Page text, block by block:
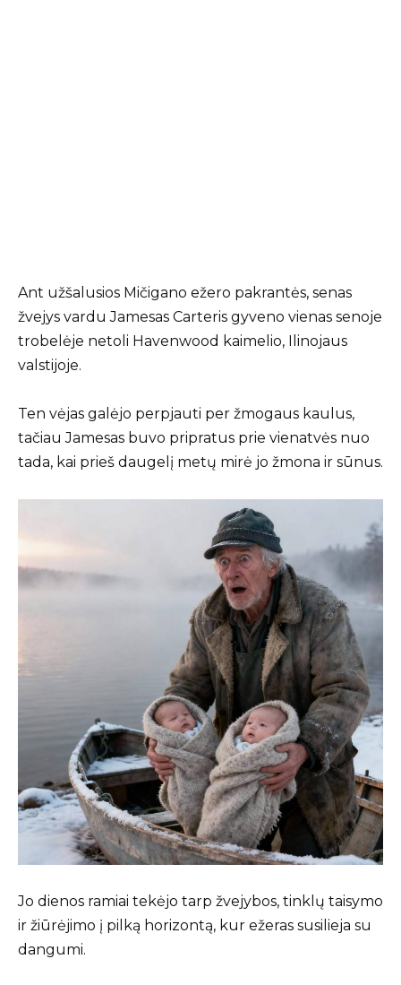
Ant užšalusios Mičigano ežero pakrantės, senas
žvejys vardu Jamesas Carteris gyveno vienas senoje
trobelėje netoli Havenwood kaimelio, Ilinojaus
valstijoje.
Ten vėjas galėjo perpjauti per žmogaus kaulus,
tačiau Jamesas buvo pripratus prie vienatvės nuo
tada, kai prieš daugelį metų mirė jo žmona ir sūnus.
Jo dienos ramiai tekėjo tarp žvejybos, tinklų taisymo
ir žiūrėjimo į pilką horizontą, kur ežeras susilieja su
dangumi.